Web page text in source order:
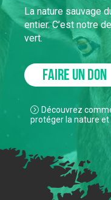
La nature sauvage
entier. C’est notre
vert.
FAIRE UN DON
Découvrez
protéger la nature et